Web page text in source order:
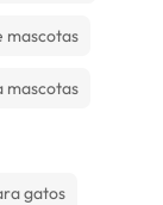
mascotas
mascotas
gatos